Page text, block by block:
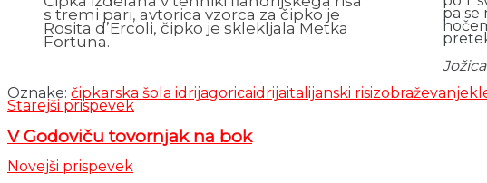
s tremi pari, avtorica vzorca za čipko je
Rosita d’Ercoli, čipko je sklekljala Metka
Fortuna.
pa se
Oznake: čipkarska šola idrijagoricaidrijaitalijanski risizobraževanje
Starejši prispevek
V Godoviču tovornjak na bok
Novejši prispevek